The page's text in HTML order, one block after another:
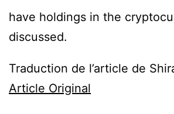
have holdings in the
discussed.
Traduction de l’article de
Article Original